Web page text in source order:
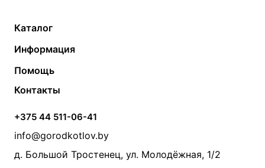
Каталог
Твердотопливные котлы
Электрические котлы
Банные печи
Камины и печи
Теплый пол
Радиаторы
Насосы
Дымоходы
Информация
Контакты
Статьи
Акции
Производители
Помощь
Монтаж систем отопления
Прайс по монтажу систем отопления
Проект систем отопления
Контакты
+375 44 511-06-41
info@gorodkotlov.by
д. Большой Тростенец, ул. Молодёжная, 1/2